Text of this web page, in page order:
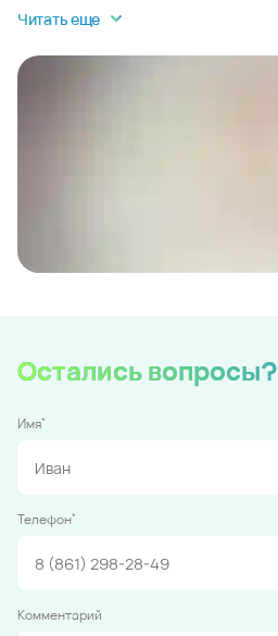
Читать еще
Остались вопросы?
Имя*
Телефон*
Комментарий